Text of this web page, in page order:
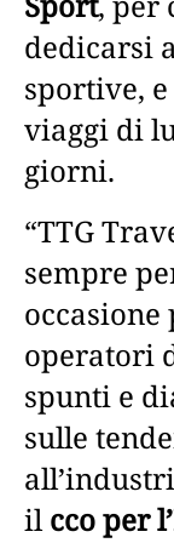
dedicarsi
sportive, e
viaggi di
giorni.
“TTG
sempre
operatori
spunti e
sulle
ilcco per